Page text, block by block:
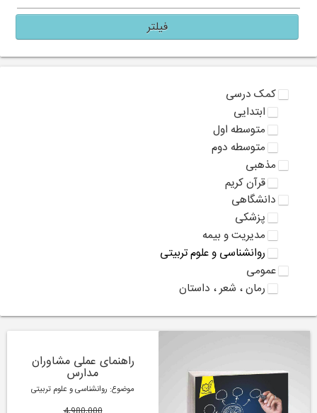
فیلتر
کمک درسی
ابتدایی
متوسطه اول
متوسطه دوم
مذهبی
قرآن کریم
دانشگاهی
پزشکی
مدیریت و بیمه
روانشناسی و علوم تربیتی
عمومی
رمان ، شعر ، داستان
راهنمای عملی مشاوران
مدارس
موضوع: روانشناسی و علوم تربیتی